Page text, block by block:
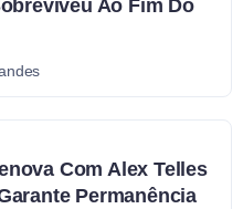
Ao Fim Do
Com Alex Telles
Permanência